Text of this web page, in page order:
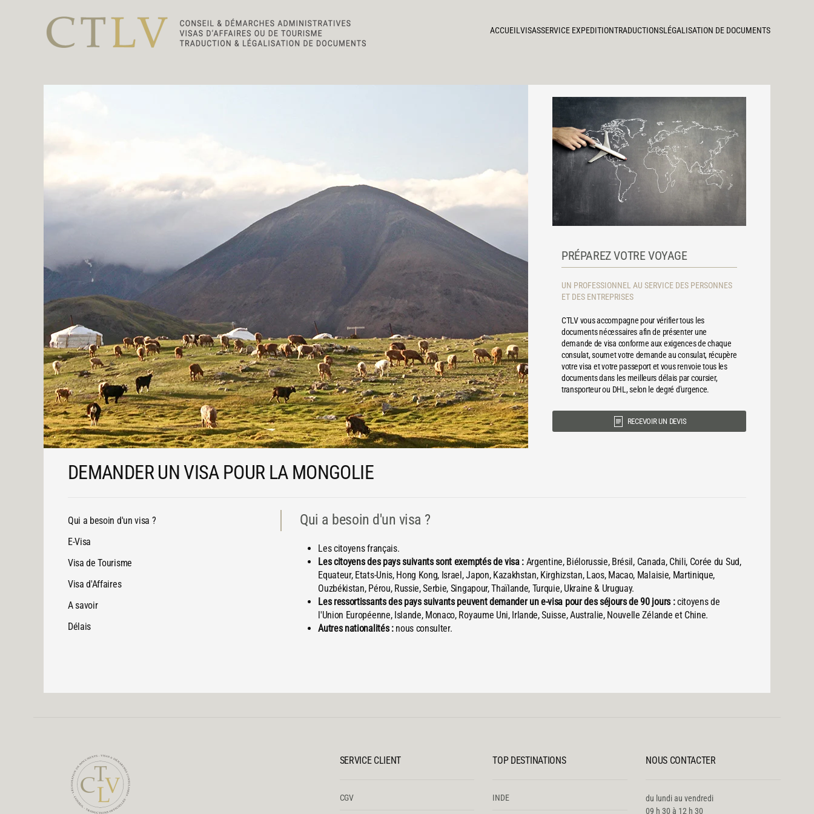
Accéder au contenu principal ACCUEIL VISASSERVICE EXPEDITIONTRADUCTIONSLÉGALISATION DE DOCUMENTS
PRÉPAREZ VOTRE VOYAGE
UN PROFESSIONNEL AU SERVICE DES PERSONNES
ET DES ENTREPRISES
CTLV vous accompagne pour vérifier tous les
documents nécessaires afin de présenter une
demande de visa conforme aux exigences de chaque
consulat, soumet votre demande au consulat, récupère
votre visa et votre passeport et vous renvoie tous les
documents dans les meilleurs délais par coursier,
transporteur ou DHL, selon le degré d'urgence.
RECEVOIR UN DEVIS
DEMANDER UN VISA POUR LA MONGOLIE
Qui a besoin d'un visa ?
E-Visa
Visa de Tourisme
Visa d'Affaires
A savoir
Délais
Qui a besoin d'un visa ?
Les citoyens français.
Les citoyens des pays suivants sont exemptés de visa : Argentine, Biélorussie, Brésil, Canada, Chili, Corée du Sud,
Equateur, Etats-Unis, Hong Kong, Israel, Japon, Kazakhstan, Kirghizstan, Laos, Macao, Malaisie, Martinique,
Ouzbékistan, Pérou, Russie, Serbie, Singapour, Thaïlande, Turquie, Ukraine & Uruguay.
Les ressortissants des pays suivants peuvent demander un e-visa pour des séjours de 90 jours :citoyens de
l'Union Européenne, Islande, Monaco, Royaume Uni, Irlande, Suisse, Australie, Nouvelle Zélande et Chine.
Autres nationalités :nous consulter.
SERVICE CLIENT
CGV
TOP DESTINATIONS
INDE
NOUS CONTACTER
du lundi au vendredi
09 h 30 à 12 h 30